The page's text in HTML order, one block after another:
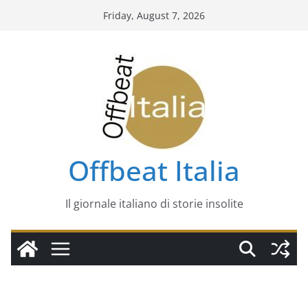
Friday, August 7, 2026
Offbeat Italia
Il giornale italiano di storie insolite